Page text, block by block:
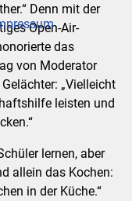
Denn mit der
Open-Air-
das
von Moderator
„Vielleicht
leisten und
lernen, aber
allein das Kochen:
in der Küche.“